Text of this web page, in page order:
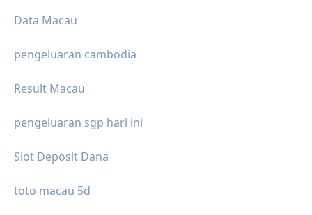
Data Macau
pengeluaran cambodia
Result Macau
pengeluaran sgp hari ini
Slot Deposit Dana
toto macau 5d